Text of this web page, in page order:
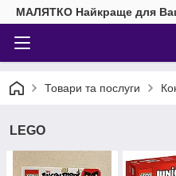
МАЛЯТКО Найкраще для
Товари та послуги
LEGO